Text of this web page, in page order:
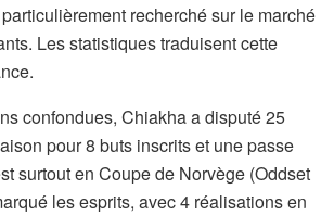
recherché sur le marché
Les statistiques traduisent cette
confondues, Chiakha a disputé 25
pour 8 buts inscrits et une passe
surtout en Coupe de Norvège (Oddset
les esprits, avec 4 réalisations en